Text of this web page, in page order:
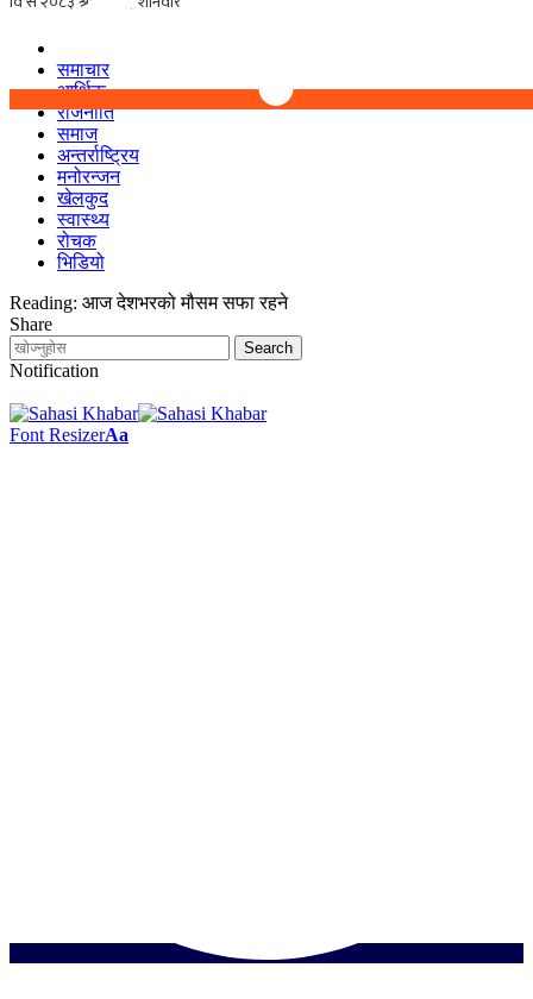
समाचार
आर्थिक
राजनीति
समाज
अन्तर्राष्ट्रिय
मनोरन्जन
खेलकुद
स्वास्थ्य
रोचक
भिडियो
Reading: आज देशभरको मौसम सफा रहने
Share
Notification
Font ResizerAa